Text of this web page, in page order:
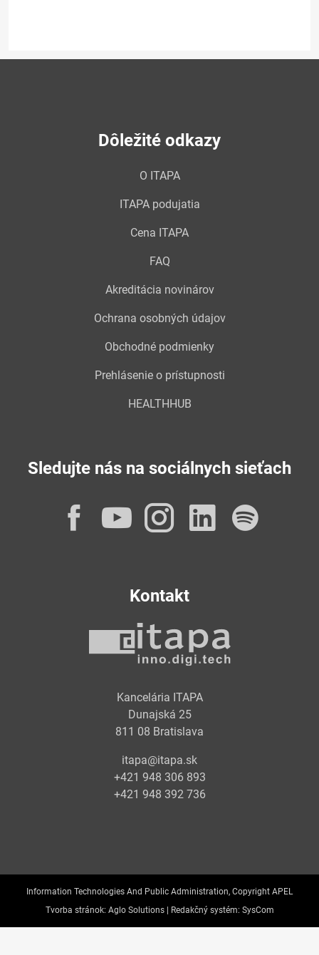
Dôležité odkazy
O ITAPA
ITAPA podujatia
Cena ITAPA
FAQ
Akreditácia novinárov
Ochrana osobných údajov
Obchodné podmienky
Prehlásenie o prístupnosti
HEALTHHUB
Sledujte nás na sociálnych sieťach
Facebook
YouTube
Instagram
Kontakt
Kancelária ITAPA
Dunajská 25
811 08 Bratislava
itapa@itapa.sk
+421 948 306 893
+421 948 392 736
Information Technologies And Public Administration, Copyright APEL
Tvorba stránok: Aglo Solutions | Redakčný systém: SysCom